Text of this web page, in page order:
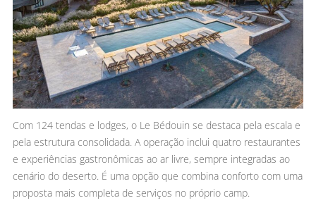
Com 124 tendas e lodges, o Le Bédouin se destaca pela escala e
pela estrutura consolidada. A operação inclui quatro restaurantes
e experiências gastronômicas ao ar livre, sempre integradas ao
cenário do deserto. É uma opção que combina conforto com uma
proposta mais completa de serviços no próprio camp.